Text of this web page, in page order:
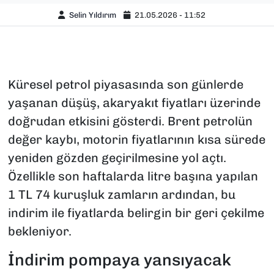
Selin Yıldırım 21.05.2026 - 11:52
Küresel petrol piyasasında son günlerde
yaşanan düşüş, akaryakıt fiyatları üzerinde
doğrudan etkisini gösterdi. Brent petrolün
değer kaybı, motorin fiyatlarının kısa sürede
yeniden gözden geçirilmesine yol açtı.
Özellikle son haftalarda litre başına yapılan
1 TL 74 kuruşluk zamların ardından, bu
indirim ile fiyatlarda belirgin bir geri çekilme
bekleniyor.
İndirim pompaya yansıyacak